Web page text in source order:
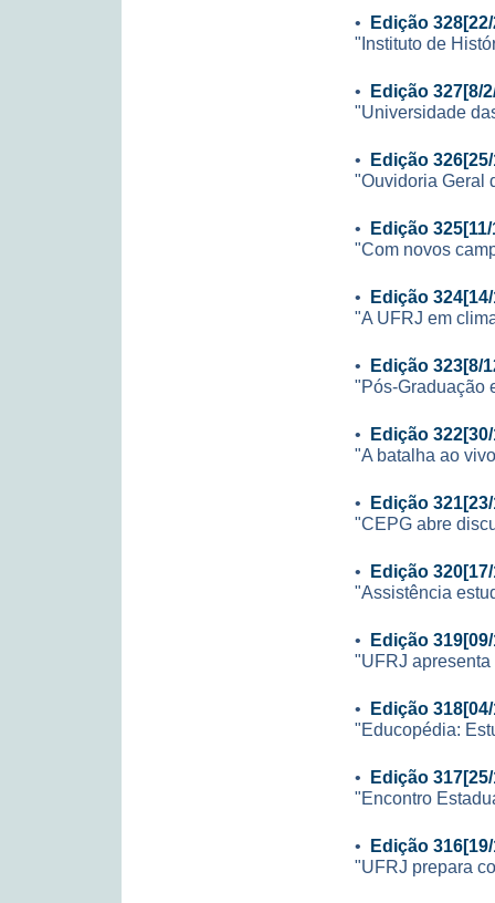
• Edição
"Instituto de
• Edição 327[8/
"Universidade
• Edição
"Ouvidoria Geral
• Edição 325[11/
"Com novos
• Edição
"A UFRJ em
• Edição 323[8/
"Pós-Graduação
• Edição
"A batalha ao
• Edição
"CEPG abre
• Edição
"Assistência
• Edição
"UFRJ
• Edição
"Educopédia:
• Edição
"Encontro
• Edição
"UFRJ prepara